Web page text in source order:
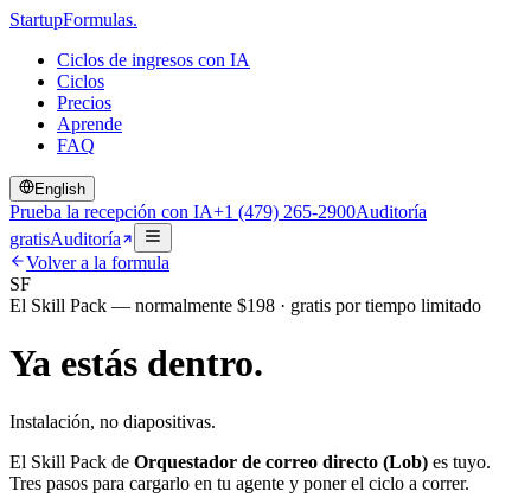
StartupFormulas.
Ciclos de ingresos con IA
Ciclos
Precios
Aprende
FAQ
English
Prueba la recepción con IA+1 (479) 265-2900Auditoría
gratisAuditoría
Volver a la formula
SF
El Skill Pack — normalmente $198 · gratis por tiempo limitado
Ya estás dentro.
Instalación, no diapositivas.
El Skill Pack de Orquestador de correo directo (Lob) es tuyo.
Tres pasos para cargarlo en tu agente y poner el ciclo a correr.